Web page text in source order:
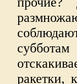
ракетки,